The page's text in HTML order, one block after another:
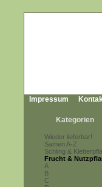
Impressum
Kategorien
Wieder lieferbar!
Samen A-Z
Schling &
Frucht &
A
B
C